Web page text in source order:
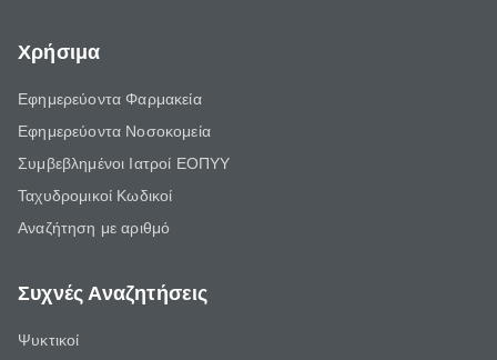
Χρήσιμα
Εφημερεύοντα Φαρμακεία
Εφημερεύοντα Νοσοκομεία
Συμβεβλημένοι Ιατροί ΕΟΠΥΥ
Ταχυδρομικοί Κωδικοί
Αναζήτηση με αριθμό
Συχνές Αναζητήσεις
Ψυκτικοί